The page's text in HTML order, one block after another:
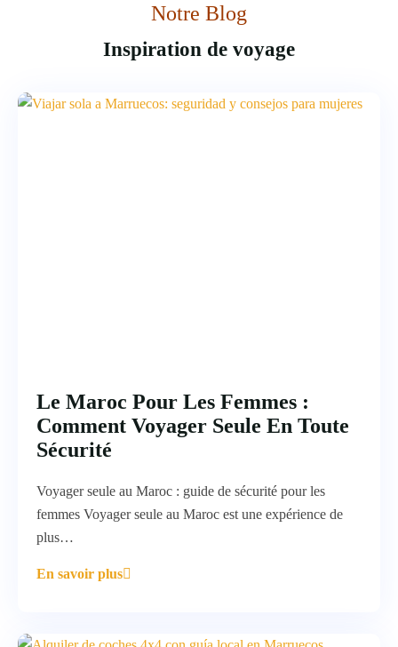
Notre Blog
Inspiration de voyage
Le Maroc Pour Les Femmes :
Comment Voyager Seule En Toute
Sécurité
Voyager seule au Maroc : guide de sécurité pour les
femmes Voyager seule au Maroc est une expérience de
plus…
En savoir plus